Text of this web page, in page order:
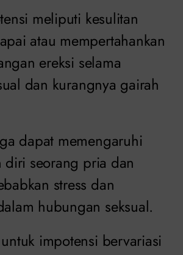
meliputi kesulitan
atau mempertahankan
ereksi selama
dan kurangnya gairah
dapat memengaruhi
diri seorang pria dan
stress dan
hubungan seksual.
impotensi bervariasi